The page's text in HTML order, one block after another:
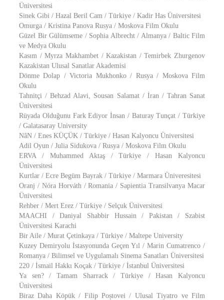
Üniversitesi
Sinek Gibi / Hazal Beril Cam / Türkiye / Kadir Has Üniversitesi
Omurga / Kristina Panova Rusya / Moskova Film Okulu
Güzel Bir Gülümseme / Sophia Albrecht / Almanya / Baltic Film
ve Medya Okulu
Kasım / Myrza Makhambet / Kazakistan / Temirbek Zhurgenov
Kazakistan Ulusal Sanatlar Akademisi
Dönme Dolap / Victoria Mukhonko / Rusya / Moskova Film
Okulu
Tahnitçi / Behzad Alavi, Sousan Salamat / İran / Tahran Sanat
Üniversitesi
Rüyada Olduğunu Fark Ediyor İnsan / Baturay Tunçat / Türkiye
/ Galatasaray University
NâN / Enes KÜÇÜK / Türkiye / Hasan Kalyoncu Üniversitesi
Adil Oyun / Julia Sidukova / Rusya / Moskova Film Okulu
ERVA / Muhammed Aktaş / Türkiye / Hasan Kalyoncu
Üniversitesi
Kurtlar / Ecre Begüm Bayrak / Türkiye / Marmara Üniveresitesi
Oranj / Nóra Horváth / Romania / Sapientia Transilvanya Macar
Üniversitesi
Rehber / Mert Erez / Türkiye / Selçuk Üniversitesi
MAACHI / Daniyal Shabbir Hussain / Pakistan / Szabist
Üniversitesi Karachi
Bir Aile / Murat Çetinkaya / Türkiye / Maltepe University
Kuzey Demiryolu İstasyonunda Geçen Yıl / Marin Cumatrenco /
Romanya / Bilimsel ve Uygulamalı Sinema Sanatları Üniversitesi
220 / İsmail Hakkı Koçak / Türkiye / İstanbul Üniversitesi
Ya sen? / Tamam Sharrack / Türkiye / Hasan Kalyoncu
Üniversitesi
Biraz Daha Köpük / Filip Poștovei / Ulusal Tiyatro ve Film